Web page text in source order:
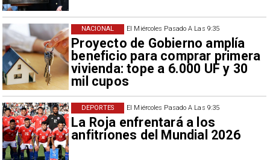
El Miércoles Pasado A Las 9:35
Proyecto de Gobierno amplía
beneficio para comprar primera
vivienda: tope a 6.000 UF y 30
mil cupos
NACIONAL
El Miércoles Pasado A Las 9:35
La Roja enfrentará a los
anfitriones del Mundial 2026
DEPORTES